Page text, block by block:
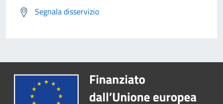
Segnala disservizio